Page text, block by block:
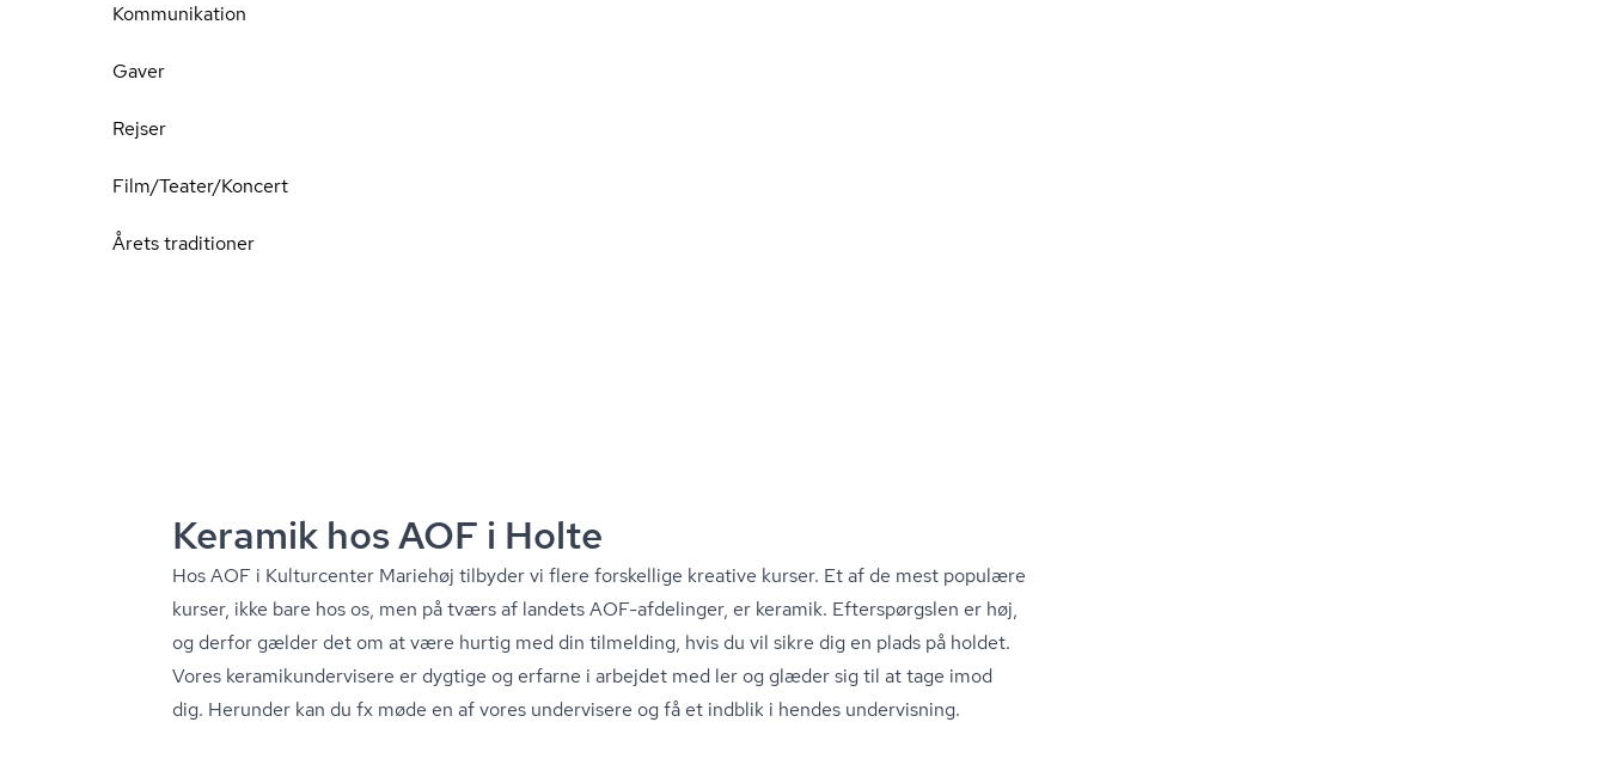
Kommunikation
Gaver
Rejser
Film/Teater/Koncert
Årets traditioner
Keramik hos AOF i Holte
Hos AOF i Kulturcenter Mariehøj tilbyder vi flere forskellige kreative kurser. Et af de mest populære
kurser, ikke bare hos os, men på tværs af landets AOF-afdelinger, er keramik. Efterspørgslen er høj,
og derfor gælder det om at være hurtig med din tilmelding, hvis du vil sikre dig en plads på holdet.
Vores ke­ra­mi­kun­der­vi­se­re er dygtige og erfarne i arbejdet med ler og glæder sig til at tage imod
dig. Herunder kan du fx møde en af vores undervisere og få et indblik i hendes undervisning.